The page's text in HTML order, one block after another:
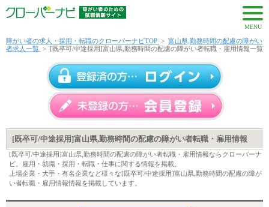
MENU
障がい者の求人・採用・転職のクローバーナビTOP > 富山県,勤務時間の配慮の障がい
者求人一覧 > [既卒可/中途採用]富山県,勤務時間の配慮の障がい者転職・雇用情報一覧
[既卒可/中途採用]富山県,勤務時間の配慮の障がい者転職・雇用情報
[既卒可/中途採用]富山県,勤務時間の配慮の障がい者転職・雇用情報ならクローバーナ
ビ。雇用・就職・採用・転職・仕事に関する情報を掲載。
上場企業・大手・有名企業など様々な[既卒可/中途採用]富山県,勤務時間の配慮の障が
い者転職・雇用情報情報を掲載しています。